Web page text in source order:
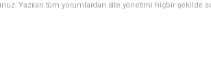
Yazılan tüm yorumlardan site yönetimi hiçbir şekilde